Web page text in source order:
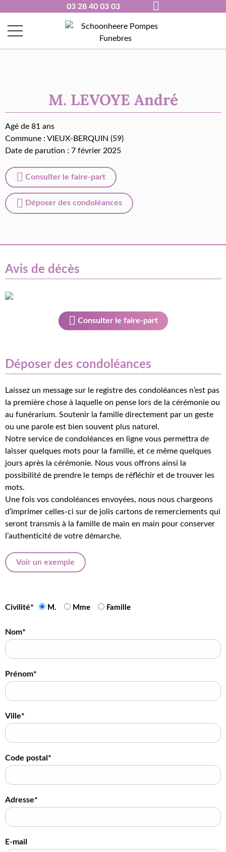
03 28 40 03 03
M. LEVOYE André
Agé de 81 ans
Commune : VIEUX-BERQUIN (59)
Date de parution : 7 février 2025
Consulter le faire-part
Déposer des condoléances
Avis de décès
Consulter le faire-part
Déposer des condoléances
Laissez un message sur le registre des condoléances n’est pas
la première chose à laquelle on pense lors de la cérémonie ou
au funérarium. Soutenir la famille directement par un geste
ou une parole est bien souvent plus naturel.
Notre service de condoléances en ligne vous permettra de
laisser quelques mots pour la famille, et ce même quelques
jours après la cérémonie. Nous vous offrons ainsi la
possibilité de prendre le temps de réfléchir et de trouver les
mots.
Une fois vos condoléances envoyées, nous nous chargeons
d’imprimer celles-ci sur de jolis cartons de remerciements qui
seront transmis à la famille de main en main pour conserver
l’authenticité de votre démarche.
Voir un exemple
Civilité* M. Mme Famille
Nom*
Prénom*
Ville*
Code postal*
Adresse*
E-mail